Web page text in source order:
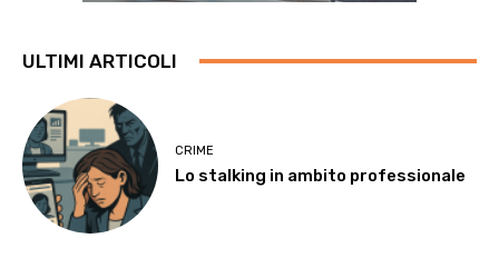
ULTIMI ARTICOLI
CRIME
Lo stalking in ambito professionale